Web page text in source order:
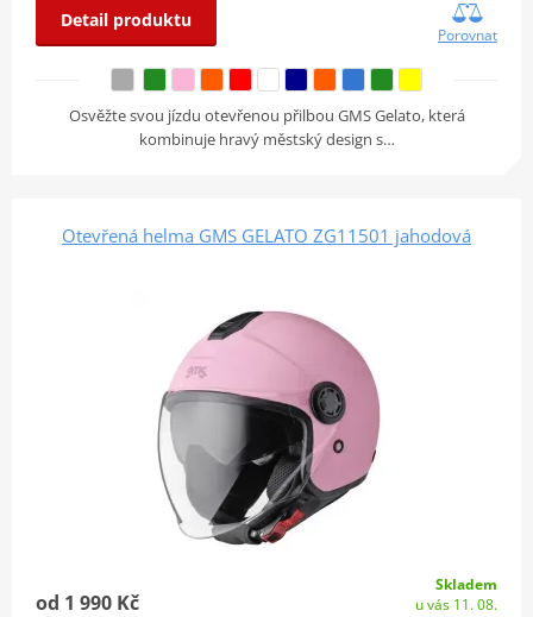
Detail produktu
Porovnat
Osvěžte svou jízdu otevřenou přilbou GMS Gelato, která
kombinuje hravý městský design s…
Otevřená helma GMS GELATO ZG11501 jahodová
od 1 990 Kč
Skladem
u vás 11. 08.